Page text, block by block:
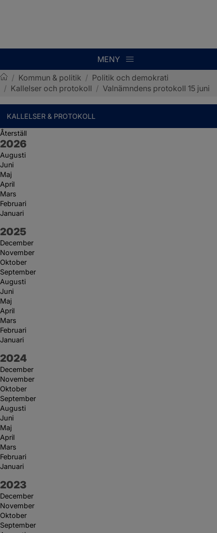
MENY
Sotenäs kommun
/ Kommun & politik / Politik och demokrati
/ Kallelser och protokoll / Valnämndens protokoll 15 juni
KALLELSER & PROTOKOLL
Återställ
År:
2026
Augusti
Juni
Maj
April
Mars
Februari
Januari
År:
2025
December
November
Oktober
September
Augusti
Juni
Maj
April
Mars
Februari
Januari
År:
2024
December
November
Oktober
September
Augusti
Juni
Maj
April
Mars
Februari
Januari
År:
2023
December
November
Oktober
September